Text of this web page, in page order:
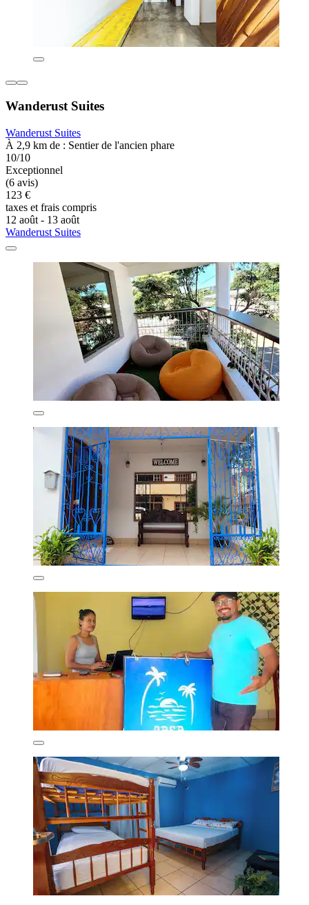
Wanderust Suites
Wanderust Suites
À 2,9 km de : Sentier de l'ancien phare
10/10
Exceptionnel
(6 avis)
123 €
taxes et frais compris
12 août - 13 août
Wanderust Suites